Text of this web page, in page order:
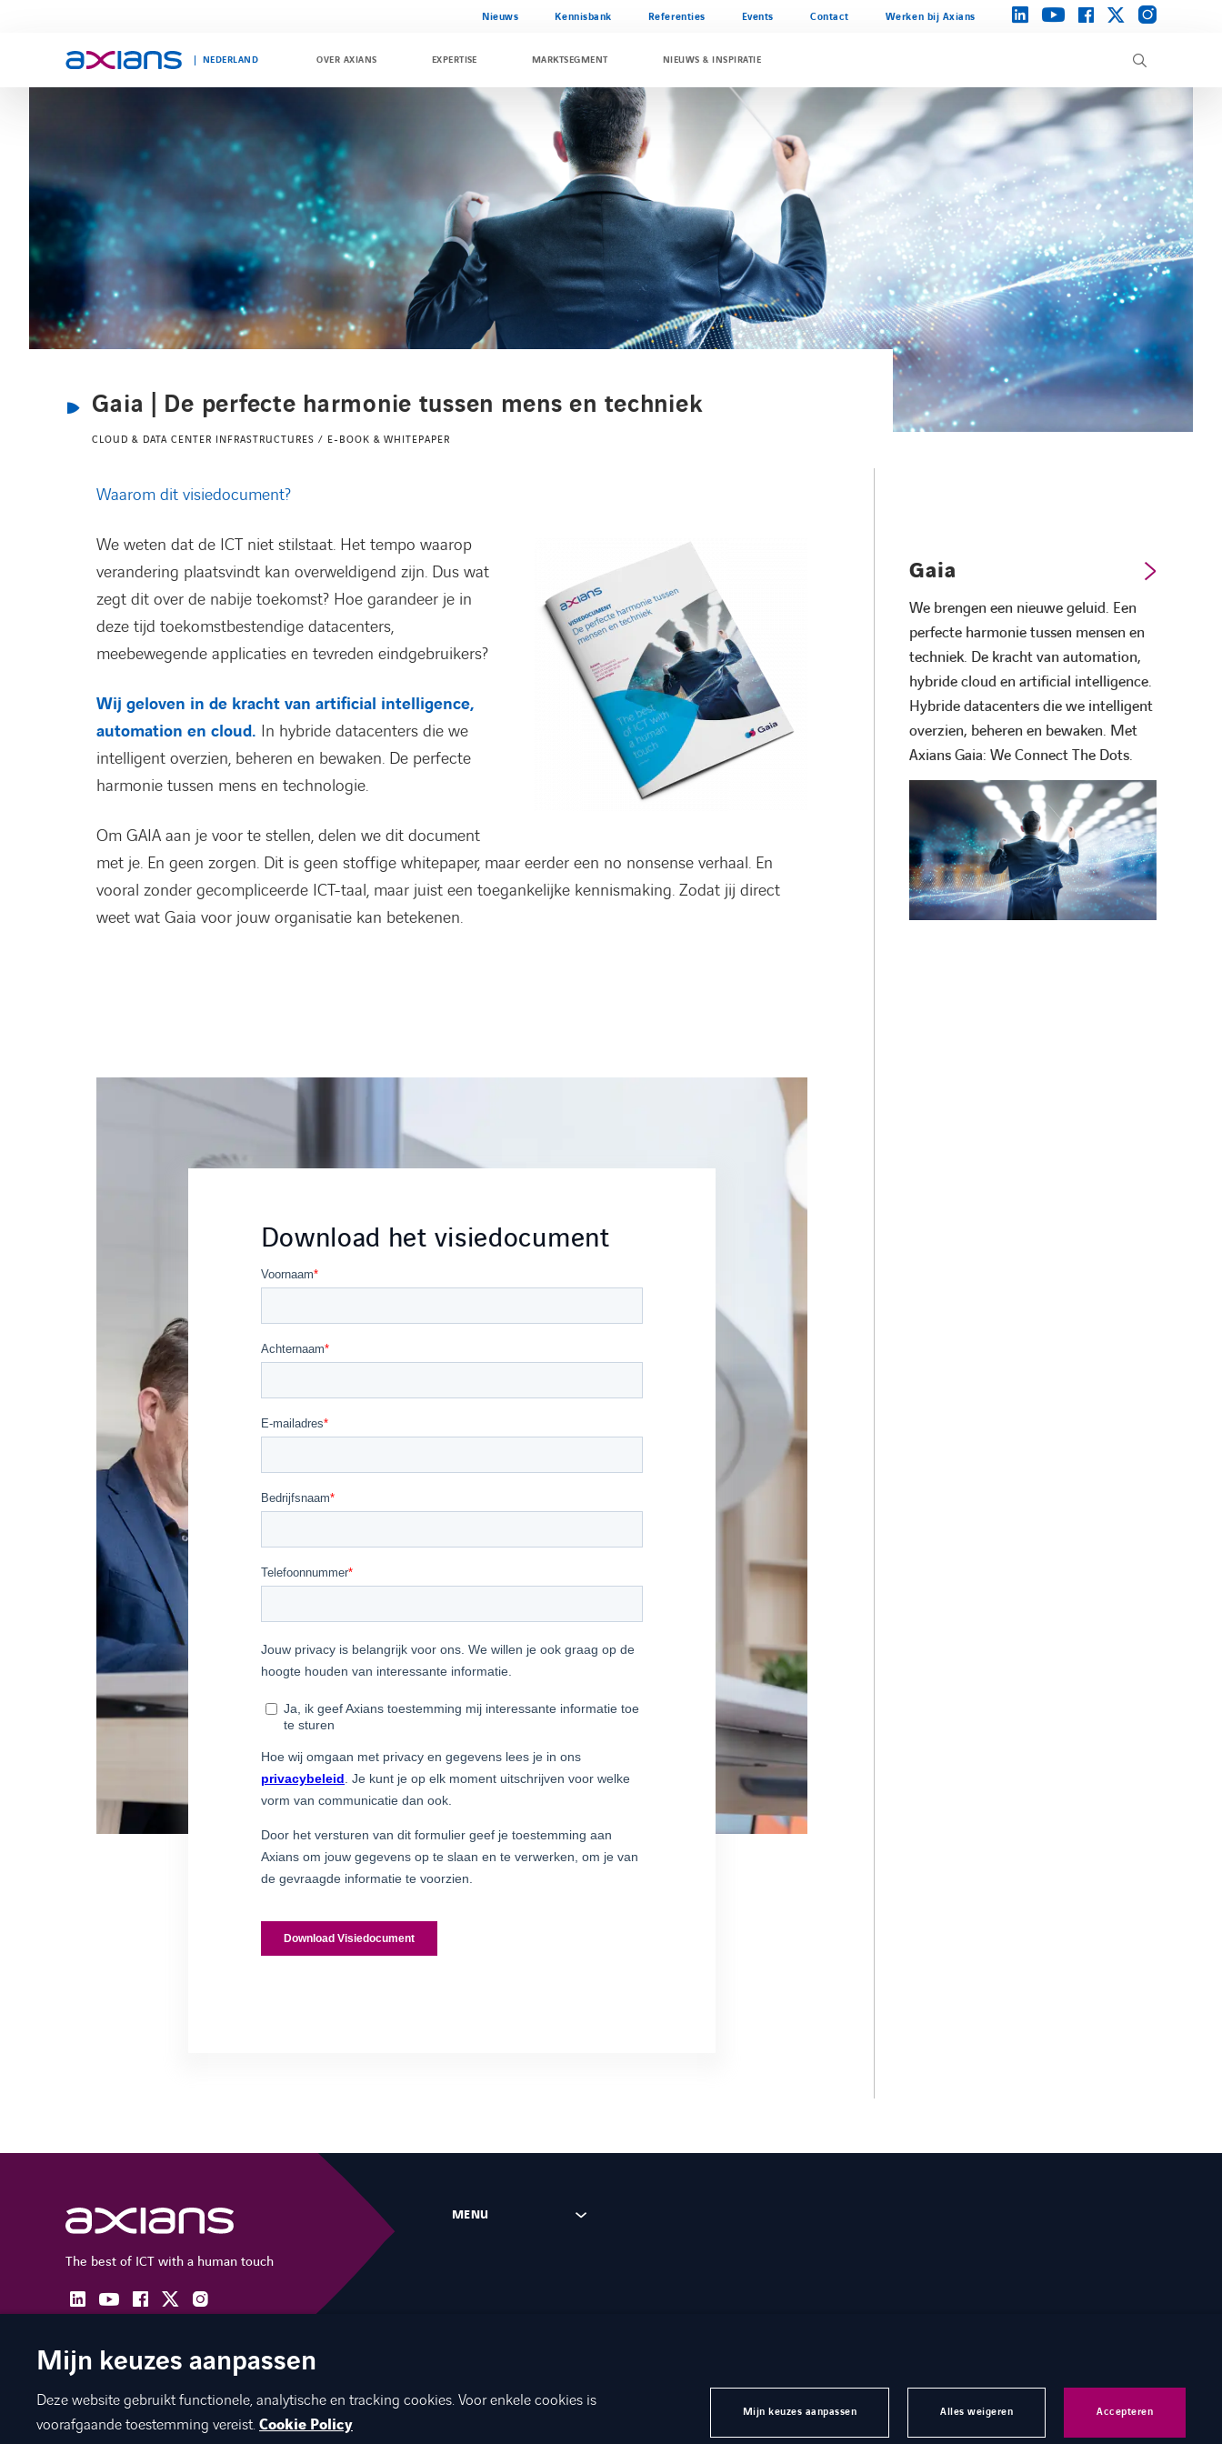
Nieuws Kennisbank Referenties Events Contact Werken bij Axians linkedinyoutubefacebooktwitterinstagram
NEDERLAND OVER AXIANS EXPERTISE MARKTSEGMENT NIEUWS & INSPIRATIE
Gaia | De perfecte harmonie tussen mens en techniek
CLOUD & DATA CENTER INFRASTRUCTURES / E-BOOK & WHITEPAPER
Gaia
We brengen een nieuwe geluid. Een
perfecte harmonie tussen mensen en
techniek. De kracht van automation,
hybride cloud en artificial intelligence.
Hybride datacenters die we intelligent
overzien, beheren en bewaken. Met
Axians Gaia: We Connect The Dots.
Waarom dit visiedocument?
We weten dat de ICT niet stilstaat. Het tempo waarop
verandering plaatsvindt kan overweldigend zijn. Dus wat
zegt dit over de nabije toekomst? Hoe garandeer je in
deze tijd toekomstbestendige datacenters,
meebewegende applicaties en tevreden eindgebruikers?
Wij geloven in de kracht van artificial intelligence,
automation en cloud. In hybride datacenters die we
intelligent overzien, beheren en bewaken. De perfecte
harmonie tussen mens en technologie.
Om GAIA aan je voor te stellen, delen we dit document
met je. En geen zorgen. Dit is geen stoffige whitepaper, maar eerder een no nonsense verhaal. En
vooral zonder gecompliceerde ICT-taal, maar juist een toegankelijke kennismaking. Zodat jij direct
weet wat Gaia voor jouw organisatie kan betekenen.
Download het visiedocument
The best of ICT with a human touch
linkedinyoutubefacebook
twitterinstagram
MENU
©Axians 2026 Privacy statement Cookies Disclaimer Juridische gegevens Toegankelijkheid
Mijn keuzes aanpassen
Deze website gebruikt functionele, analytische en tracking cookies. Voor enkele cookies is
voorafgaande toestemming vereist.Cookie Policy
Mijn keuzes aanpassen Alles weigeren Accepteren